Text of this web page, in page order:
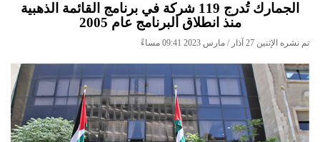
الجمارك تُدرج 119 شركة في برنامج القائمة الذهبية
منذ انطلاق البرنامج عام 2005
تم نشره الإثنين 27 آذار / مارس 2023 09:41 مساءً